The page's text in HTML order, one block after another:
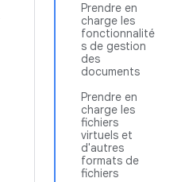
Prendre en
charge les
fonctionnalité
s de gestion
des
documents
Prendre en
charge les
fichiers
virtuels et
d'autres
formats de
fichiers